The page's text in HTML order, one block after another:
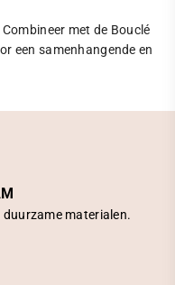
met de Bouclé
een samenhangende en
materialen.